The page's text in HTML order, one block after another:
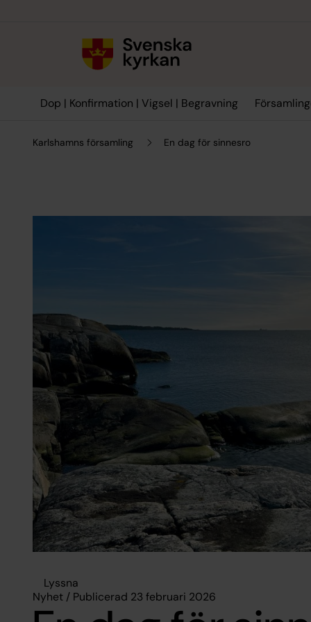
Dop | Konfirmation | Vigsel | Begravning
Karlshamns församling En dag för sinnesro
Lyssna
Nyhet / Publicerad 23 februari 2026